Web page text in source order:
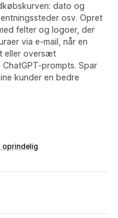
dato og
osv. Opret
felter og logoer, der
via e-mail, når en
eller oversæt
prompts. Spar
kunder en bedre
oprindelig